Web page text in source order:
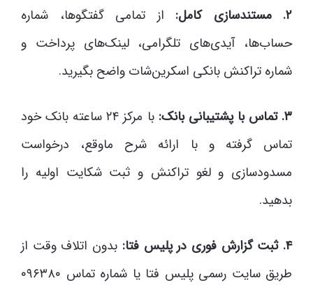
۲. مستندسازی کامل:
از تمامی گفتگوها، شماره
حساب‌ها، آیدی‌های تلگرامی، لینک‌های پرداخت و
شماره تراکنش بانکی اسکرین‌شات واضح بگیرید.
۳. تماس با پشتیبانی بانک:
با مرکز ۲۴ ساعته بانک خود
تماس گرفته و با ارائه شرح ماوقع، درخواست
مسدودسازی و لغو تراکنش و ثبت شکایت اولیه را
بدهید.
۴. ثبت گزارش فوری در پلیس فتا:
بدون اتلاف وقت از
طریق سایت رسمی پلیس فتا یا شماره تماس ۰۹۶۳۸۰